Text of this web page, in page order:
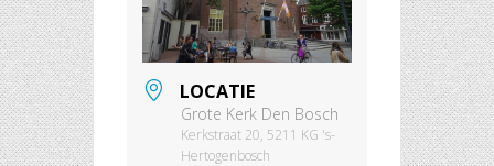
LOCATIE
Grote Kerk Den Bosch
Kerkstraat 20, 5211 KG 's-
Hertogenbosch